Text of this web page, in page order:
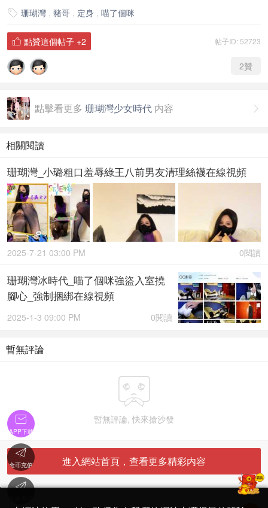
 珊瑚灣 , 豬哥 , 定身 , 喵了個咪
帖子ID: 52723
 點贊這個帖子 +2
2贊

點擊看更多 珊瑚灣少女時代 内容
相關閱讀
珊瑚灣_小璐粗口羞辱綠王八前男友清理絲襪在線視頻
0閱讀
2025-7-21 03:00 PM
珊瑚灣冰時代_喵了個咪強盜入室撓
腳心_強制捆綁在線視頻
0閱讀
2025-1-3 09:00 PM
暫無評論

暫無評論, 快來搶沙發
進入網站首頁，查看更多精彩内容
'

APP下載

金币充值
